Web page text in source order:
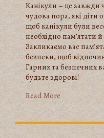
Канікули – це завжди
чудова пора, які діти
щоб канікули були
необхідно пам’ятати
Закликаємо вас
безпеки, щоб
Гарних та безпечних
будьте здорові!
Read More